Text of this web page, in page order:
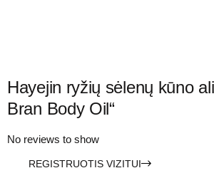
Hayejin ryžių sėlenų kūno
Bran Body Oil“
No reviews to show
REGISTRUOTIS VIZITUI